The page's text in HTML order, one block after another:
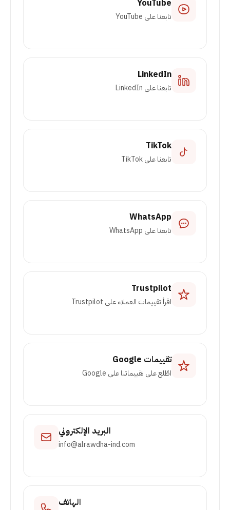
YouTube
تابعنا على YouTube
LinkedIn
تابعنا على LinkedIn
TikTok
تابعنا على TikTok
WhatsApp
تابعنا على WhatsApp
Trustpilot
اقرأ تقييمات العملاء على Trustpilot
تقييمات Google
اطّلع على تقييماتنا على Google
البريد الإلكتروني
info@alrawdha-ind.com
الهاتف